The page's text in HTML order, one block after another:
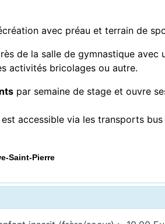
avec préau et terrain de
de la salle de gymnastique avec
activités bricolages ou autre.
par semaine de stage et ouvre
accessible via les transports bus
Saint-Pierre